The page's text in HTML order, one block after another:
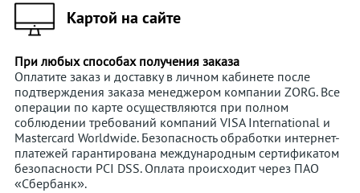
Картой на сайте
При любых способах получения заказа
Оплатите заказ и доставку в личном кабинете после
подтверждения заказа менеджером компании ZORG. Все
операции по карте осуществляются при полном
соблюдении требований компаний VISA International и
Mastercard Worldwide. Безопасность обработки интернет-
платежей гарантирована международным сертификатом
безопасности PCI DSS. Оплата происходит через ПАО
«Сбербанк».